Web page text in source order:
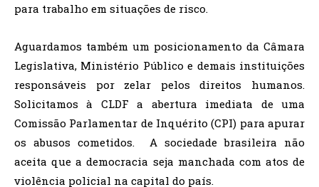
para trabalho em situações de risco.
Aguardamos também um posicionamento da Câmara
Legislativa, Ministério Público e demais instituições
responsáveis por zelar pelos direitos humanos.
Solicitamos à CLDF a abertura imediata de uma
Comissão Parlamentar de Inquérito (CPI) para apurar
os abusos cometidos. A sociedade brasileira não
aceita que a democracia seja manchada com atos de
violência policial na capital do país.